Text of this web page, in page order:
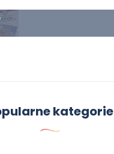
kategorie